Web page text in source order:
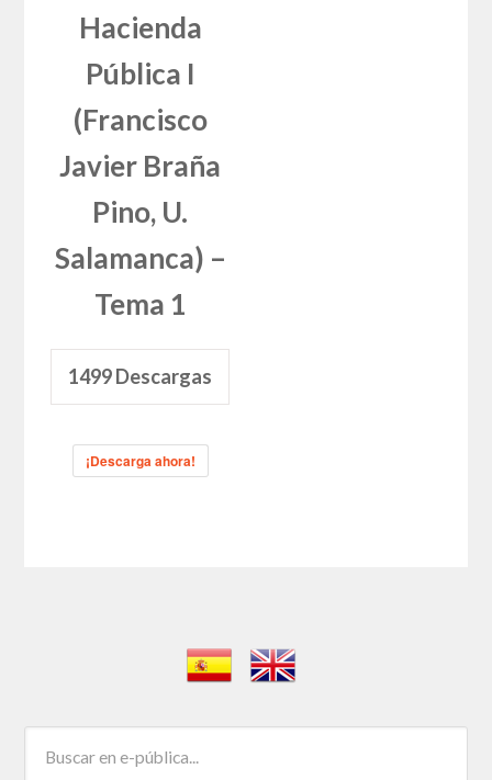
Hacienda
Pública I
(Francisco
Javier Braña
Pino, U.
Salamanca) –
Tema 1
1499Descargas
¡Descarga ahora!